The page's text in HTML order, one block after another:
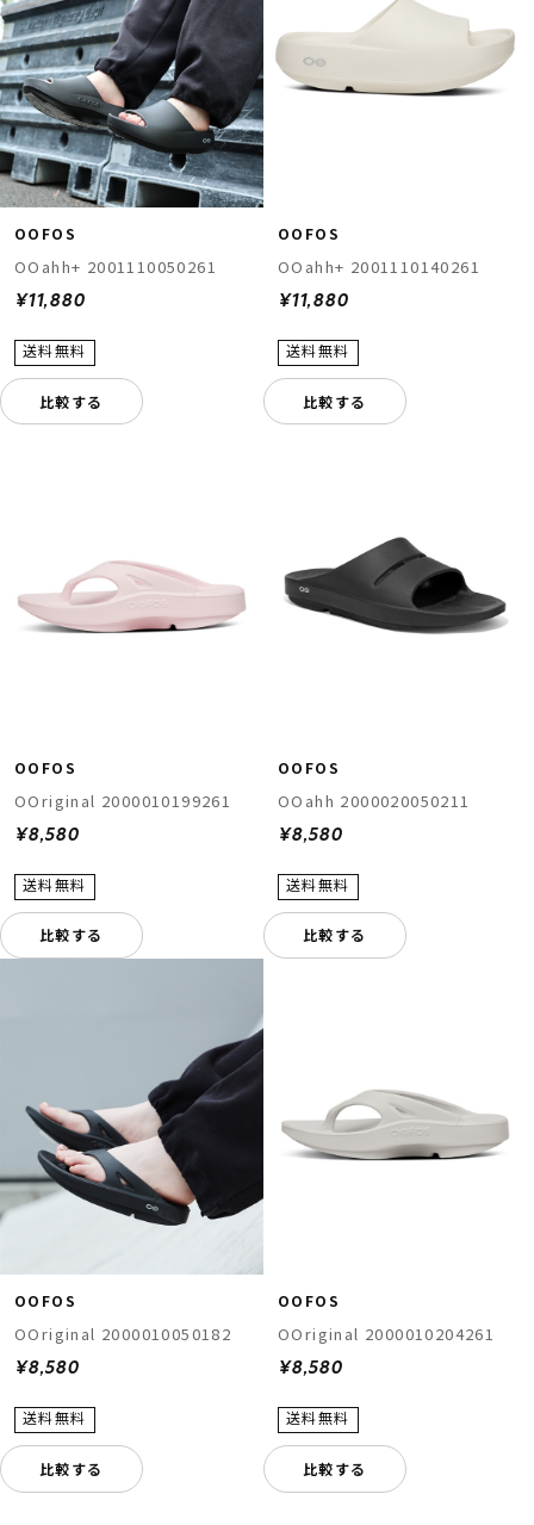
OOFOS
OOahh+ 2001110050261
¥11,880
比較する
OOFOS
OOahh+ 2001110140261
¥11,880
比較する
OOFOS
OOriginal 2000010199261
¥8,580
比較する
OOFOS
OOahh 2000020050211
¥8,580
比較する
OOFOS
OOriginal 2000010050182
¥8,580
比較する
OOFOS
OOriginal 2000010204261
¥8,580
比較する